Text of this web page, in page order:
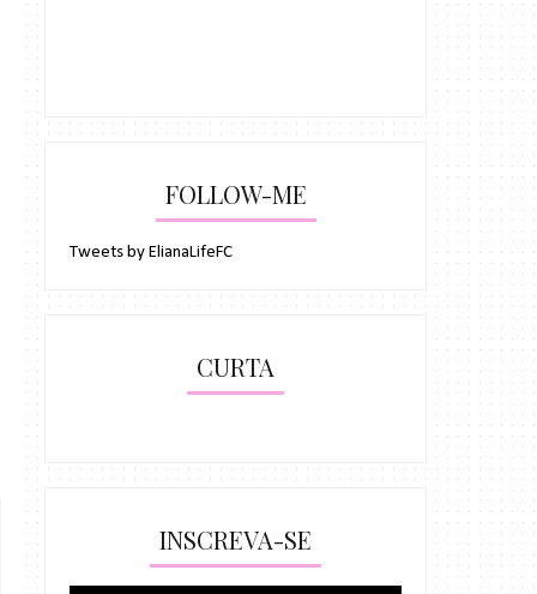
FOLLOW-ME
Tweets by ElianaLifeFC
CURTA
INSCREVA-SE